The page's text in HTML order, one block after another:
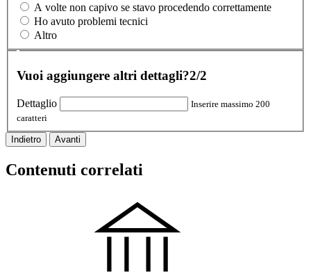
A volte non capivo se stavo procedendo correttamente
Ho avuto problemi tecnici
Altro
Vuoi aggiungere altri dettagli?2/2
Dettaglio
Inserire massimo 200
caratteri
Indietro Avanti
Contenuti correlati